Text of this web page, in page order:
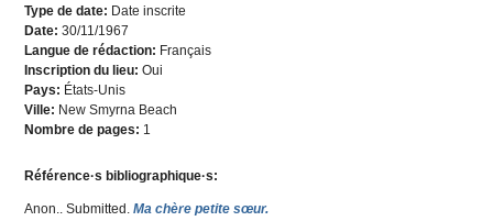
Type de date: Date inscrite
Date:30/11/1967
Langue de rédaction: Français
Inscription du lieu:Oui
Pays: États-Unis
Ville: New Smyrna Beach
Nombre de pages: 1
Référence·s bibliographique·s:
Anon.. Submitted.Ma chère petite sœur.